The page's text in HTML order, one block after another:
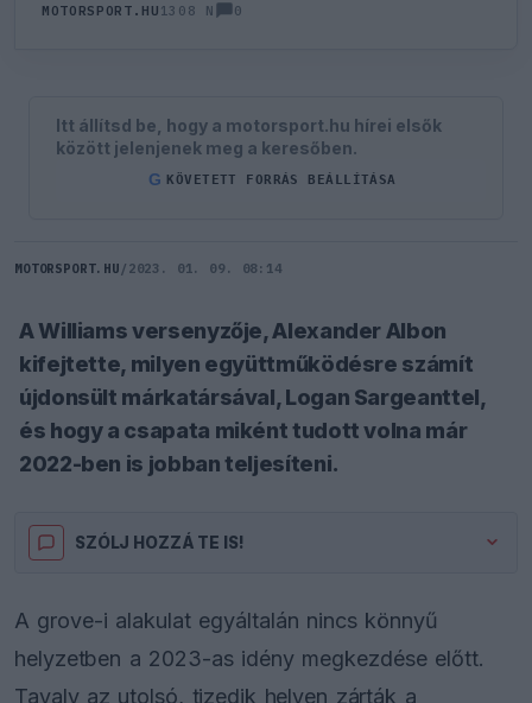
MOTORSPORT.HU 1308 N 0
Itt állítsd be, hogy a motorsport.hu hírei elsők
között jelenjenek meg a keresőben.
G KÖVETETT FORRÁS BEÁLLÍTÁSA
MOTORSPORT.HU / 2023. 01. 09. 08:14
A Williams versenyzője, Alexander Albon
kifejtette, milyen együttműködésre számít
újdonsült márkatársával, Logan Sargeanttel,
és hogy a csapata miként tudott volna már
2022-ben is jobban teljesíteni.
SZÓLJ HOZZÁ TE IS!
A grove-i alakulat egyáltalán nincs könnyű
helyzetben a 2023-as idény megkezdése előtt.
Tavaly az utolsó, tizedik helyen zárták a